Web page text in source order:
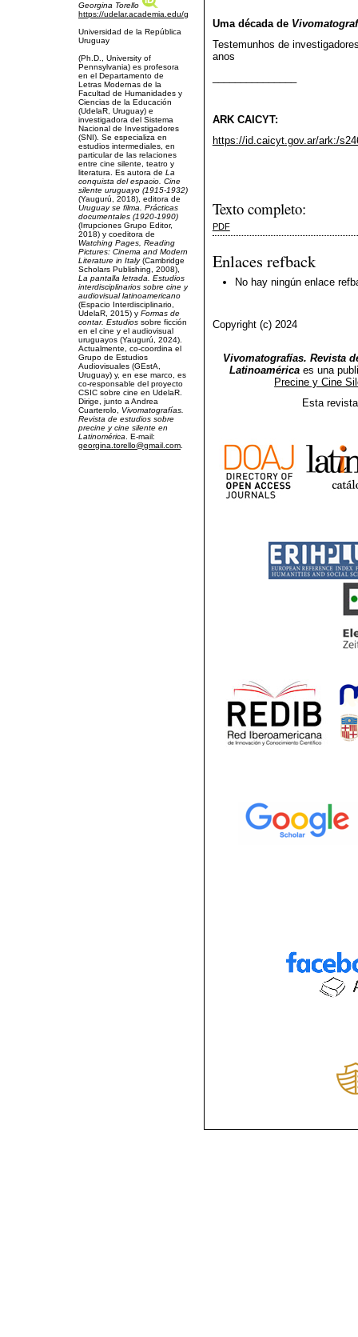
Georgina Torello
https://udelar.academia.edu/georginatorello
Universidad de la República
Uruguay
(Ph.D., University of
Pennsylvania) es profesora
en el Departamento de
Letras Modernas de la
Facultad de Humanidades y
Ciencias de la Educación
(UdelaR, Uruguay) e
investigadora del Sistema
Nacional de Investigadores
(SNI). Se especializa en
estudios intermediales, en
particular de las relaciones
entre cine silente, teatro y
literatura. Es autora de La
conquista del espacio. Cine
silente uruguayo (1915-1932)
(Yaugurú, 2018), editora de
Uruguay se filma. Prácticas
documentales (1920-1990)
(Irrupciones Grupo Editor,
2018) y coeditora de
Watching Pages, Reading
Pictures: Cinema and Modern
Literature in Italy(Cambridge
Scholars Publishing, 2008),
La pantalla letrada. Estudios
interdisciplinarios sobre cine y
audiovisual latinoamericano
(Espacio Interdisciplinario,
UdelaR, 2015) y Formas de
contar. Estudios sobre ficción
en el cine y el audiovisual
uruguayos (Yaugurú, 2024).
Actualmente, co-coordina el
Grupo de Estudios
Audiovisuales (GEstA,
Uruguay) y, en ese marco, es
co-responsable del proyecto
CSIC sobre cine en UdelaR.
Dirige, junto a Andrea
Cuarterolo, Vivomatografías.
Revista de estudios sobre
precine y cine silente en
Latinomérica . E-mail:
georgina.torello@gmail.com
Uma década de
Testemunhos de
anos
ARK CAICYT:
https://id.caicyt.gov.ar/ark:/
Texto completo:
PDF
Enlaces refback
No hay ningún enlace
Copyright (c) 2024
Vivomatografías. Revista
Latinoamérica es una
Precine y Cine
Esta